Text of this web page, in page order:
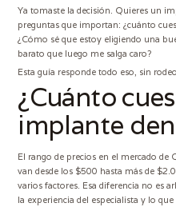
Ya tomaste la decisión. Quieres un
preguntas que importan: ¿cuánto
¿Cómo sé que estoy eligiendo una
barato que luego me salga caro?
Esta guía responde todo eso, sin
¿Cuánto
implante
El rango de precios en el mercado
van desde los $500 hasta más de
varios factores. Esa diferencia no es
la experiencia del especialista y lo